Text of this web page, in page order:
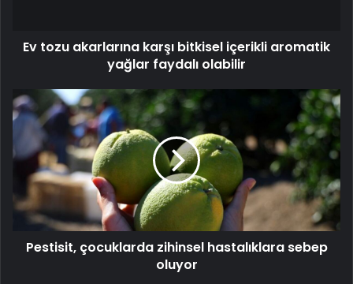
olabilir
Ev tozu akarlarına karşı bitkisel içerikli aromatik
yağlar faydalı olabilir
Pestisit,
çocuklarda
zihinsel
hastalıklara
sebep
oluyor
Pestisit, çocuklarda zihinsel hastalıklara sebep
oluyor